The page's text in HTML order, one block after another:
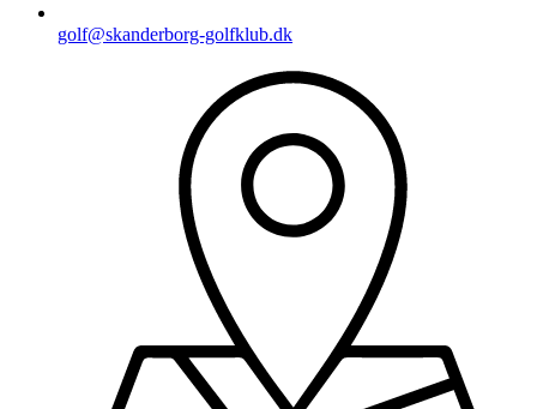
golf@skanderborg-golfklub.dk